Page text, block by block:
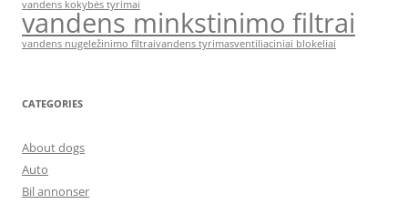
vandens kokybės tyrimai
vandens minkstinimo filtrai
vandens nugeležinimo filtraivandens tyrimasventiliaciniai blokeliai
CATEGORIES
About dogs
Auto
Bil annonser